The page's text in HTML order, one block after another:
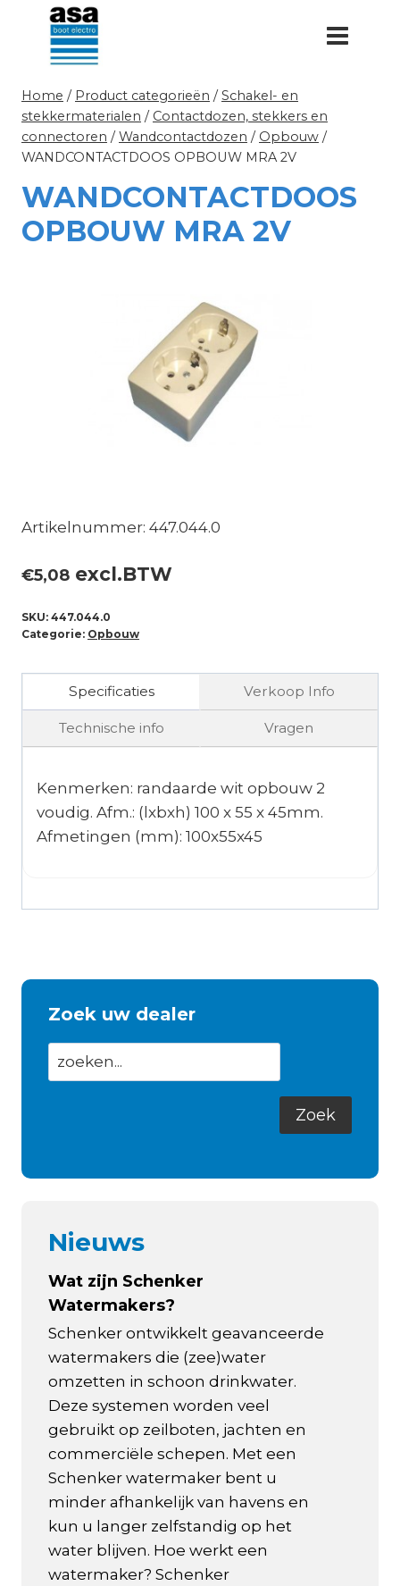
Doorgaan
inhoud
Home / Product categorieën / Schakel- en
stekkermaterialen / Contactdozen, stekkers en
connectoren / Wandcontactdozen / Opbouw /
WANDCONTACTDOOS OPBOUW MRA 2V
WANDCONTACTDOOS
OPBOUW MRA 2V
Artikelnummer: 447.044.0
€5,08 excl.BTW
SKU: 447.044.0
Categorie: Opbouw
Specificaties Verkoop Info
Technische info Vragen
Kenmerken: randaarde wit opbouw 2
voudig. Afm.: (lxbxh) 100 x 55 x 45mm.
Afmetingen (mm): 100x55x45
Zoek uw dealer
Nieuws
Wat zijn Schenker
Watermakers?
Schenker ontwikkelt geavanceerde
watermakers die (zee)water
omzetten in schoon drinkwater.
Deze systemen worden veel
gebruikt op zeilboten, jachten en
commerciële schepen. Met een
Schenker watermaker bent u
minder afhankelijk van havens en
kun u langer zelfstandig op het
water blijven. Hoe werkt een
watermaker? Schenker